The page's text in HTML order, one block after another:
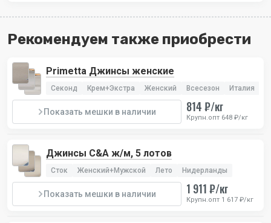
Рекомендуем также приобрести
Primetta Джинсы женские
Секонд Крем+Экстра Женский Всесезон Италия
Показать мешки в наличии 814 ₽/кг
Крупн.опт 648 ₽/кг
Джинсы C&A ж/м, 5 лотов
Сток Женский+Мужской Лето Нидерланды
Показать мешки в наличии 1 911 ₽/кг
Крупн.опт 1 617 ₽/кг